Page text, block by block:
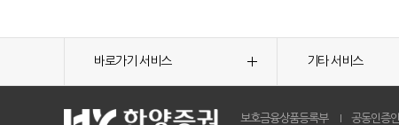
바로가기 서비스 기타 서비스
보호금융상품등록부 공동인증